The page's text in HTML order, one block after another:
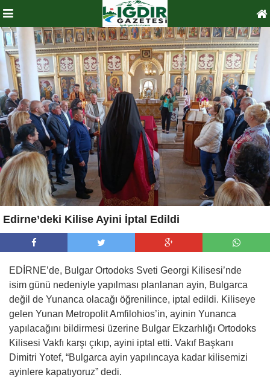
Edirne’deki Kilise Ayini İptal Edildi
EDİRNE’de, Bulgar Ortodoks Sveti Georgi Kilisesi’nde
isim günü nedeniyle yapılması planlanan ayin, Bulgarca
değil de Yunanca olacağı öğrenilince, iptal edildi. Kiliseye
gelen Yunan Metropolit Amfilohios’in, ayinin Yunanca
yapılacağını bildirmesi üzerine Bulgar Ekzarhlığı Ortodoks
Kilisesi Vakfı karşı çıkıp, ayini iptal etti. Vakıf Başkanı
Dimitri Yotef, “Bulgarca ayin yapılıncaya kadar kilisemizi
ayinlere kapatıyoruz” dedi.